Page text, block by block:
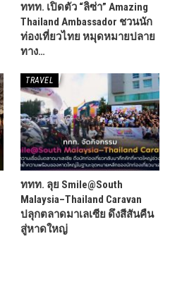
ททท. เปิดตัว “ลิซ่า” Amazing
Thailand Ambassador ชวนนัก
ท่องเที่ยวไทย หมุดหมายปลาย
ทาง…
TRAVEL​
ททท. ลุย Smile@South
Malaysia–Thailand Caravan
ปลุกตลาดมาเลเซีย ดึงสีสันคืน
สู่หาดใหญ่